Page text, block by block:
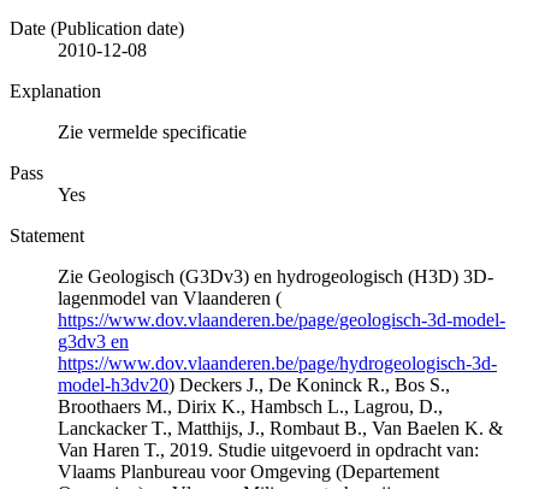
Date (Publication date)
2010-12-08
Explanation
Zie vermelde specificatie
Pass
Yes
Statement
Zie Geologisch (G3Dv3) en hydrogeologisch (H3D) 3D-
lagenmodel van Vlaanderen (
https://www.dov.vlaanderen.be/page/geologisch-3d-model-
g3dv3 en
https://www.dov.vlaanderen.be/page/hydrogeologisch-3d-
model-h3dv20) Deckers J., De Koninck R., Bos S.,
Broothaers M., Dirix K., Hambsch L., Lagrou, D.,
Lanckacker T., Matthijs, J., Rombaut B., Van Baelen K. &
Van Haren T., 2019. Studie uitgevoerd in opdracht van:
Vlaams Planbureau voor Omgeving (Departement